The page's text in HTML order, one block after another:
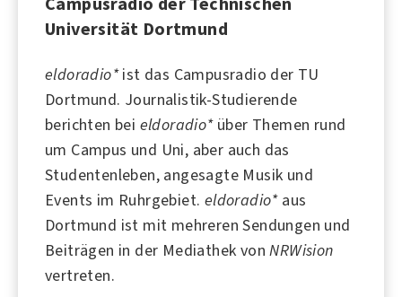
Universität Dortmund
eldoradio*ist das Campusradio der TU
Dortmund. Journalistik-Studierende
berichten bei eldoradio*über Themen rund
um Campus und Uni, aber auch das
Studentenleben, angesagte Musik und
Events im Ruhrgebiet. eldoradio*aus
Dortmund ist mit mehreren Sendungen und
Beiträgen in der Mediathek vonNRWision
vertreten.